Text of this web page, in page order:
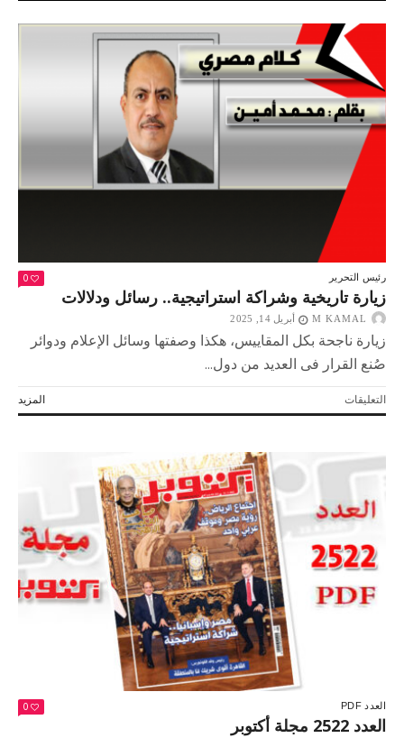
رئيس التحرير 0
زيارة تاريخية وشراكة استراتيجية.. رسائل ودلالات
M KAMAL أبريل 14, 2025
زيارة ناجحة بكل المقاييس، هكذا وصفتها وسائل الإعلام ودوائر
صُنع القرار فى العديد من دول...
المزيد التعليقاتعلى
زيارة
استراتيجية..
ودلالات
مغلقة
العدد PDF 0
العدد 2522 مجلة أكتوبر